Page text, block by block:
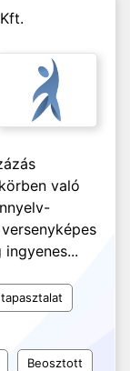
való
Beosztott